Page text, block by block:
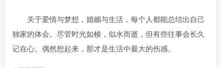
关于爱情与梦想，婚姻与生活，每个人都能总结出自己
独家的体会。尽管时光如梭，似水而逝，但有些往事会长久
记在心。偶然想起来，那才是生活中最大的伤感。